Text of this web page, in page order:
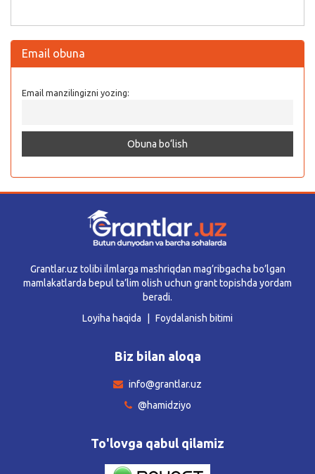
Email obuna
Email manzilingizni yozing:
Grantlar.uz tolibi ilmlarga mashriqdan mag’ribgacha bo’lgan
mamlakatlarda bepul ta’lim olish uchun grant topishda yordam
beradi.
Loyiha haqida
Foydalanish bitimi
Biz bilan aloqa
info@grantlar.uz
@hamidziyo
To'lovga qabul qilamiz